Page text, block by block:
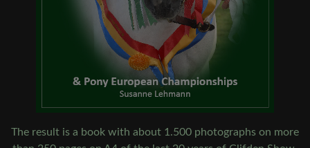
The result is a book with about 1.500 photographs on more